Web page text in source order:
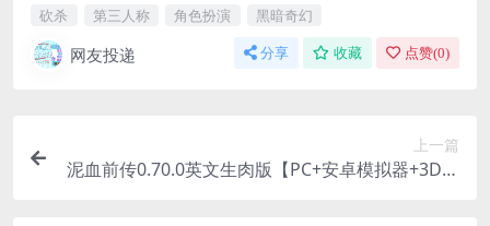
砍杀
第三人称 角色扮演 黑暗奇幻
网友投递 分享 收藏 点赞(0)
上一篇
泥血前传0.70.0英文生肉版【PC+安卓模拟器+3D欧